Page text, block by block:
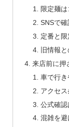
限定麺
SNSで
定番と
旧情報
来店前に押
車で行
アクセ
公式確
混雑を